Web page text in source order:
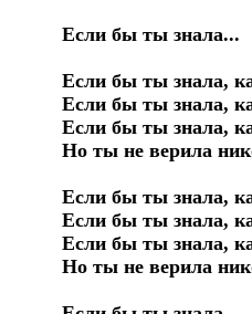
Если бы ты знала...
Если бы ты знала,
Если бы ты знала,
Если бы ты знала,
Но ты не верила
Если бы ты знала,
Если бы ты знала,
Если бы ты знала,
Но ты не верила